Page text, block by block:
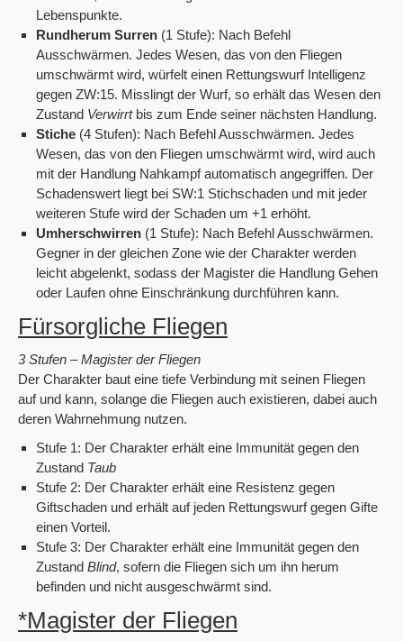
Lebenspunkte.
Rundherum Surren (1 Stufe): Nach Befehl
Ausschwärmen. Jedes Wesen, das von den Fliegen
umschwärmt wird, würfelt einen Rettungswurf Intelligenz
gegen ZW:15. Misslingt der Wurf, so erhält das Wesen den
Zustand Verwirrtbis zum Ende seiner nächsten Handlung.
Stiche (4 Stufen): Nach Befehl Ausschwärmen. Jedes
Wesen, das von den Fliegen umschwärmt wird, wird auch
mit der Handlung Nahkampf automatisch angegriffen. Der
Schadenswert liegt bei SW:1 Stichschaden und mit jeder
weiteren Stufe wird der Schaden um +1 erhöht.
Umherschwirren (1 Stufe): Nach Befehl Ausschwärmen.
Gegner in der gleichen Zone wie der Charakter werden
leicht abgelenkt, sodass der Magister die Handlung Gehen
oder Laufen ohne Einschränkung durchführen kann.
Fürsorgliche Fliegen
3 Stufen – Magister der Fliegen
Der Charakter baut eine tiefe Verbindung mit seinen Fliegen
auf und kann, solange die Fliegen auch existieren, dabei auch
deren Wahrnehmung nutzen.
Stufe 1: Der Charakter erhält eine Immunität gegen den
Zustand Taub
Stufe 2: Der Charakter erhält eine Resistenz gegen
Giftschaden und erhält auf jeden Rettungswurf gegen Gifte
einen Vorteil.
Stufe 3: Der Charakter erhält eine Immunität gegen den
Zustand Blind, sofern die Fliegen sich um ihn herum
befinden und nicht ausgeschwärmt sind.
*Magister der Fliegen